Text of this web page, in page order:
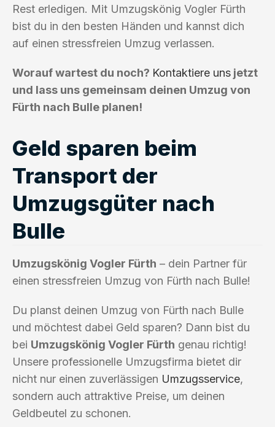
Rest erledigen. Mit Umzugskönig Vogler Fürth
bist du in den besten Händen und kannst dich
auf einen stressfreien Umzug verlassen.
Worauf wartest du noch? Kontaktiere uns jetzt
und lass uns gemeinsam deinen Umzug von
Fürth nach Bulle planen!
Geld sparen beim
Transport der
Umzugsgüter nach
Bulle
Umzugskönig Vogler Fürth – dein Partner für
einen stressfreien Umzug von Fürth nach Bulle!
Du planst deinen Umzug von Fürth nach Bulle
und möchtest dabei Geld sparen? Dann bist du
bei Umzugskönig Vogler Fürth genau richtig!
Unsere professionelle Umzugsfirma bietet dir
nicht nur einen zuverlässigen Umzugsservice,
sondern auch attraktive Preise, um deinen
Geldbeutel zu schonen.